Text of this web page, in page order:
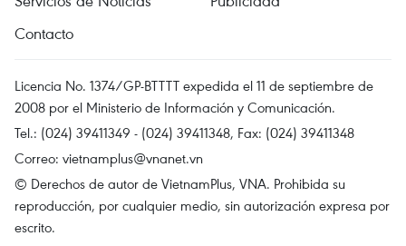
Contacto
Licencia No. 1374/GP-BTTTT expedida el 11 de septiembre de
2008 por el Ministerio de Información y Comunicación.
Tel.: (024) 39411349 - (024) 39411348, Fax: (024) 39411348
Correo: vietnamplus@vnanet.vn
© Derechos de autor de VietnamPlus, VNA. Prohibida su
reproducción, por cualquier medio, sin autorización expresa por
escrito.